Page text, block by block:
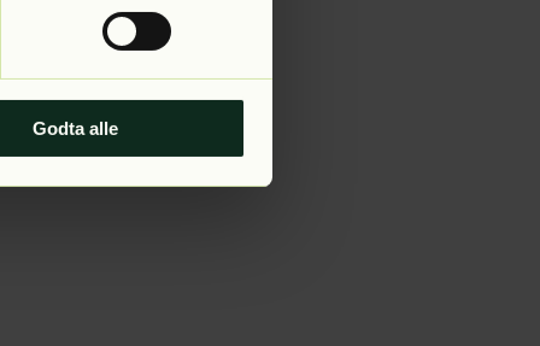
Godta alle